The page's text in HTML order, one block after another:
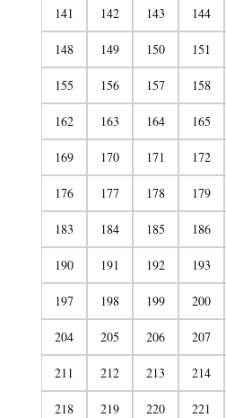
141 142 143 144
148 149 150 151
155 156 157 158
162 163 164 165
169 170 171 172
176 177 178 179
183 184 185 186
190 191 192 193
197 198 199 200
204 205 206 207
211 212 213 214
218 219 220 221